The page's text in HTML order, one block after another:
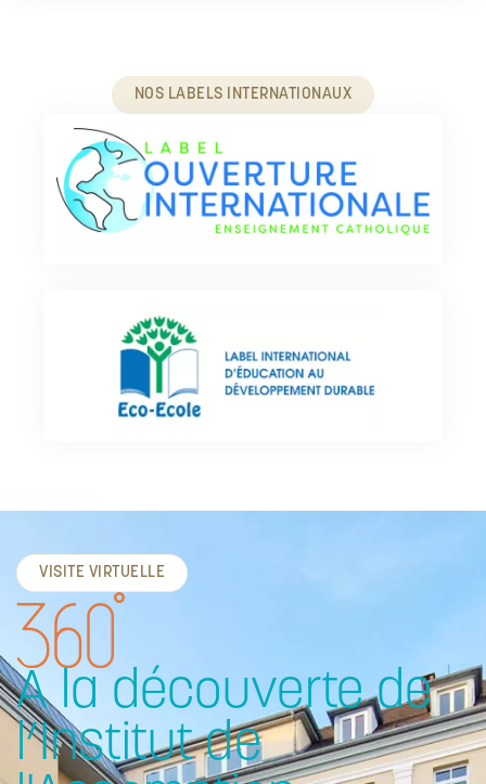
NOS LABELS INTERNATIONAUX
VISITE VIRTUELLE
A la découverte de
l’Institut de